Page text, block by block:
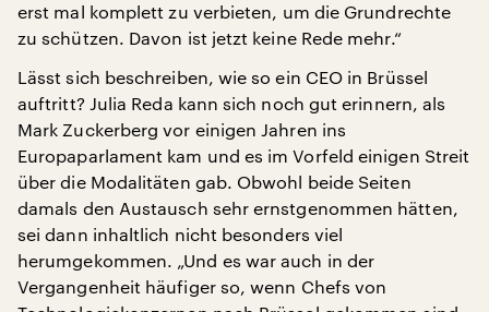
erst mal komplett zu verbieten, um die Grundrechte
zu schützen. Davon ist jetzt keine Rede mehr.“
Lässt sich beschreiben, wie so ein CEO in Brüssel
auftritt? Julia Reda kann sich noch gut erinnern, als
Mark Zuckerberg vor einigen Jahren ins
Europaparlament kam und es im Vorfeld einigen Streit
über die Modalitäten gab. Obwohl beide Seiten
damals den Austausch sehr ernstgenommen hätten,
sei dann inhaltlich nicht besonders viel
herumgekommen. „Und es war auch in der
Vergangenheit häufiger so, wenn Chefs von